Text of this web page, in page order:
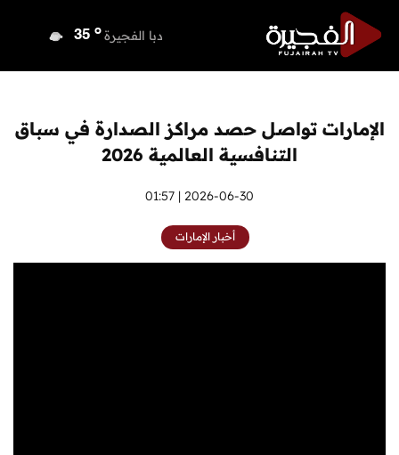
دبا الفجيرة 35 o
أم القيوين 34 o
راس الخيمة
الفجيرة
الإمارات تواصل حصد مراكز الصدارة في سباق
التنافسية العالمية 2026
2026-06-30 | 01:57
أخبار الإمارات